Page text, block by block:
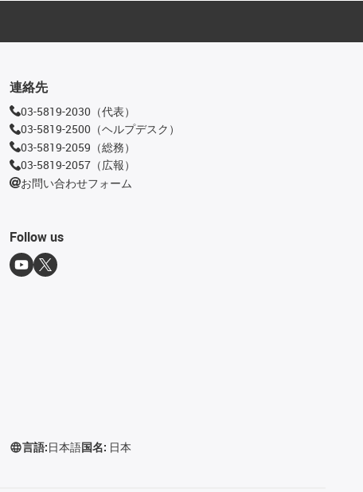
連絡先
03-5819-2030（代表）
03-5819-2500（ヘルプデスク）
03-5819-2059（総務）
03-5819-2057（広報）
お問い合わせフォーム
Follow us
言語:日本語国名: 日本